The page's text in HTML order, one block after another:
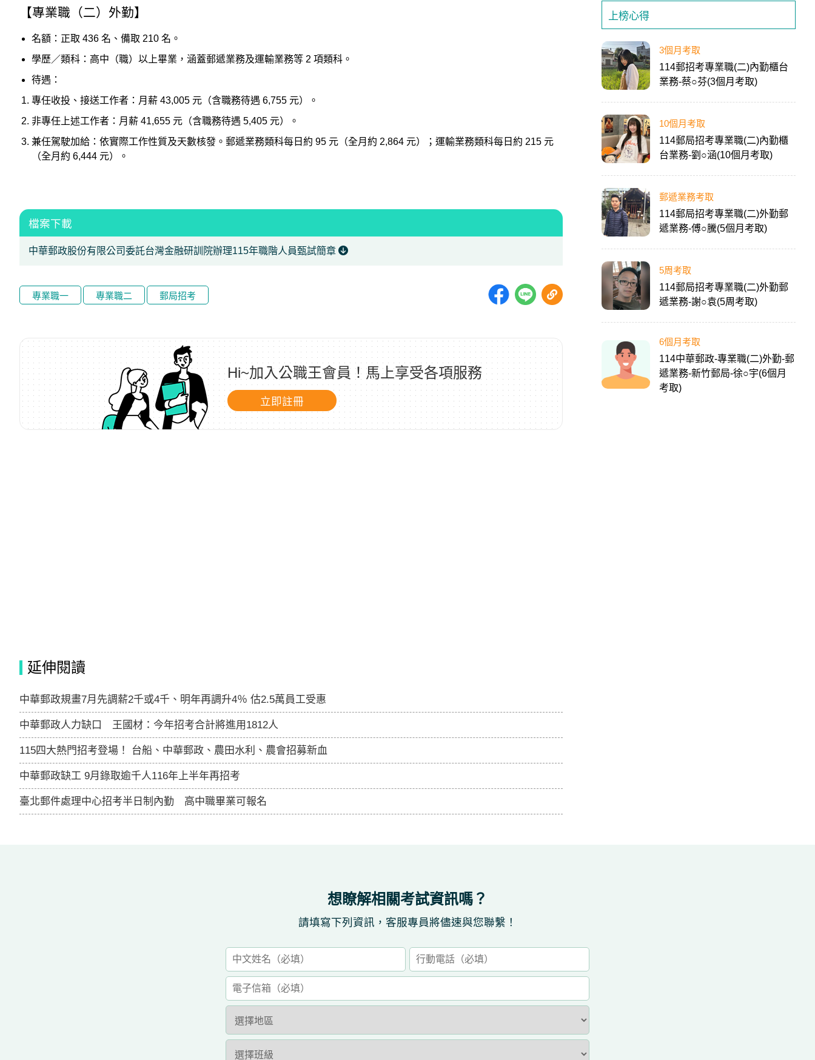
【專業職（二）外勤】
名額：正取 436 名、備取 210 名。
學歷／類科：高中（職）以上畢業，涵蓋郵遞業務及運輸業務等 2 項類科。
待遇：
專任收投、接送工作者：月薪 43,005 元（含職務待遇 6,755 元）。
非專任上述工作者：月薪 41,655 元（含職務待遇 5,405 元）。
兼任駕駛加給：依實際工作性質及天數核發。郵遞業務類科每日約 95 元（全月約 2,864 元）；運輸業務類科每日約 215 元
（全月約 6,444 元）。
檔案下載
中華郵政股份有限公司委託台灣金融研訓院辦理115年職階人員甄試簡章
專業職一 專業職二 郵局招考
Hi~加入公職王會員！馬上享受各項服務
立即註冊
延伸閱讀
中華郵政規畫7月先調薪2千或4千、明年再調升4％ 估2.5萬員工受惠
中華郵政人力缺口 王國材：今年招考合計將進用1812人
115四大熱門招考登場！ 台船、中華郵政、農田水利、農會招募新血
中華郵政缺工 9月錄取逾千人116年上半年再招考
臺北郵件處理中心招考半日制內勤 高中職畢業可報名
上榜心得
3個月考取
114郵招考專業職(二)內勤櫃台
業務-蔡○芬(3個月考取)
10個月考取
114郵局招考專業職(二)內勤櫃
台業務-劉○涵(10個月考取)
郵遞業務考取
114郵局招考專業職(二)外勤郵
遞業務-傅○騰(5個月考取)
5周考取
114郵局招考專業職(二)外勤郵
遞業務-謝○袁(5周考取)
6個月考取
114中華郵政-專業職(二)外勤-郵
遞業務-新竹郵局-徐○宇(6個月
考取)
想瞭解相關考試資訊嗎？
請填寫下列資訊，客服專員將儘速與您聯繫！